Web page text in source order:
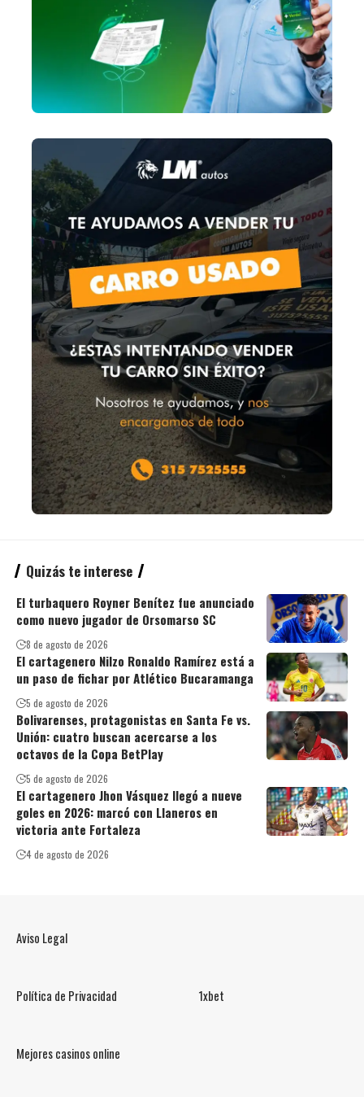
Quizás te interese
El turbaquero Royner Benítez fue anunciado
como nuevo jugador de Orsomarso SC
8 de agosto de 2026
El cartagenero Nilzo Ronaldo Ramírez está a
un paso de fichar por Atlético Bucaramanga
5 de agosto de 2026
Bolivarenses, protagonistas en Santa Fe vs.
Unión: cuatro buscan acercarse a los
octavos de la Copa BetPlay
5 de agosto de 2026
El cartagenero Jhon Vásquez llegó a nueve
goles en 2026: marcó con Llaneros en
victoria ante Fortaleza
4 de agosto de 2026
Aviso Legal
Política de Privacidad 1xbet
Mejores casinos online